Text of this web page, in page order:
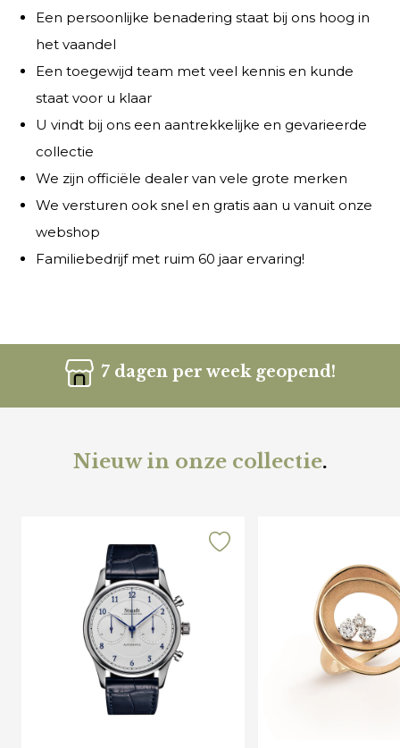
Een persoonlijke benadering staat bij ons hoog in
het vaandel
Een toegewijd team met veel kennis en kunde
staat voor u klaar
U vindt bij ons een aantrekkelijke en gevarieerde
collectie
We zijn officiële dealer van vele grote merken
We versturen ook snel en gratis aan u vanuit onze
webshop
Familiebedrijf met ruim 60 jaar ervaring!
7 dagen per week geopend!
Nieuw in onze collectie.